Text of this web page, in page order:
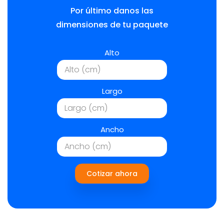
Por último danos las
dimensiones de tu paquete
Alto
Largo
Ancho
Cotizar ahora